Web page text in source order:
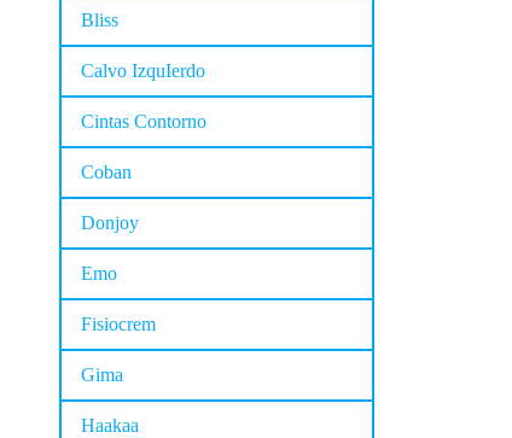
Bliss
Calvo IzquIerdo
Cintas Contorno
Coban
Donjoy
Emo
Fisiocrem
Gima
Haakaa